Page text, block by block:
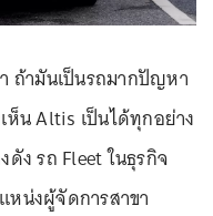
ถ้ามันเป็นรถมากปัญหา
น Altis เป็นได้ทุกอย่าง
ง รถ Fleet ในธุรกิจ
หน่งผู้จัดการสาขา